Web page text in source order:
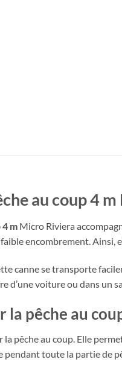
au coup 4
m Micro Riviera
encombrement.
canne se transporte
d’une voiture ou dans un
la pêche au
pêche au coup. Elle
toute la partie de